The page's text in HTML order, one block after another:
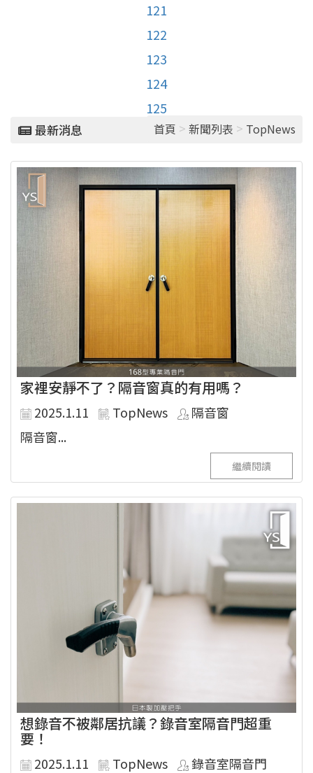
121
122
123
124
125
最新消息 首頁 > 新聞列表 > TopNews
家裡安靜不了？隔音窗真的有用嗎？
2025.1.11 TopNews
隔音窗
隔音窗...
繼續閱讀
想錄音不被鄰居抗議？錄音室隔音門超重
要！
2025.1.11 TopNews 錄音室隔音門